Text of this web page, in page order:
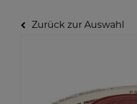
Zurück zur Auswahl